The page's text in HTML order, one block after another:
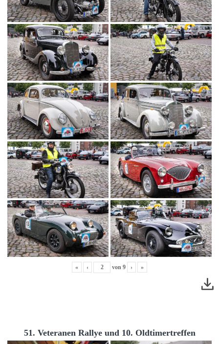
« ‹ von 9 › »
51. Veteranen Rallye und 10. Oldtimertreffen